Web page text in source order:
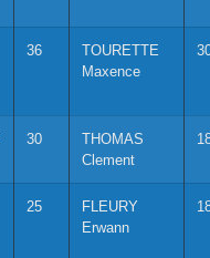
36
TOURETTE
Maxence
30
THOMAS
Clement
25
FLEURY
Erwann